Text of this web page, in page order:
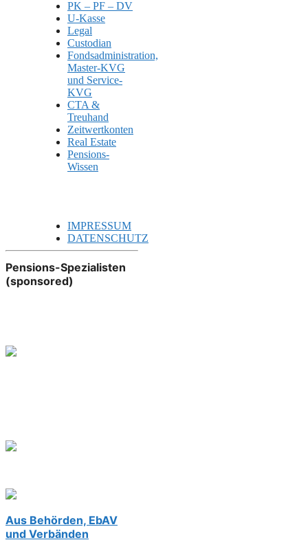
PK – PF – DV
U-Kasse
Legal
Custodian
Fondsadministration,
Master-KVG
und Service-
KVG
CTA &
Treuhand
Zeitwertkonten
Real Estate
Pensions-
Wissen
IMPRESSUM
DATENSCHUTZ
Pensions-Spezialisten
(sponsored)
Aus Behörden, EbAV
und Verbänden